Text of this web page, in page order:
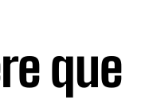
que